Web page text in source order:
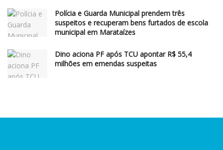
Polícia e Guarda Municipal prendem três
suspeitos e recuperam bens furtados de escola
municipal em Marataízes
Dino aciona PF após TCU apontar R$ 55,4
milhões em emendas suspeitas